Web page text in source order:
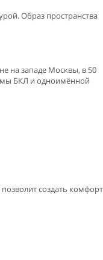
Образ пространства
на западе Москвы, в 50
БКЛ и одноимённой
создать